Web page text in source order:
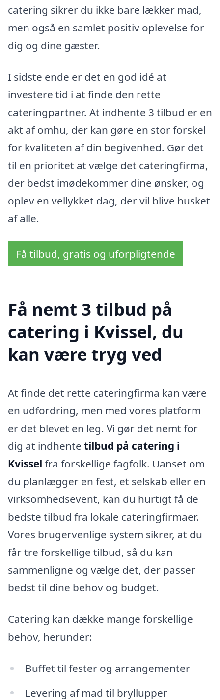
catering sikrer du ikke bare lækker mad,
men også en samlet positiv oplevelse for
dig og dine gæster.
I sidste ende er det en god idé at
investere tid i at finde den rette
cateringpartner. At indhente 3 tilbud er en
akt af omhu, der kan gøre en stor forskel
for kvaliteten af din begivenhed. Gør det
til en prioritet at vælge det cateringfirma,
der bedst imødekommer dine ønsker, og
oplev en vellykket dag, der vil blive husket
af alle.
Få tilbud, gratis og uforpligtende
Få nemt 3 tilbud på
catering i Kvissel, du
kan være tryg ved
At finde det rette cateringfirma kan være
en udfordring, men med vores platform
er det blevet en leg. Vi gør det nemt for
dig at indhente tilbud på catering i
Kvissel fra forskellige fagfolk. Uanset om
du planlægger en fest, et selskab eller en
virksomhedsevent, kan du hurtigt få de
bedste tilbud fra lokale cateringfirmaer.
Vores brugervenlige system sikrer, at du
får tre forskellige tilbud, så du kan
sammenligne og vælge det, der passer
bedst til dine behov og budget.
Catering kan dække mange forskellige
behov, herunder:
Buffet til fester og arrangementer
Levering af mad til bryllupper